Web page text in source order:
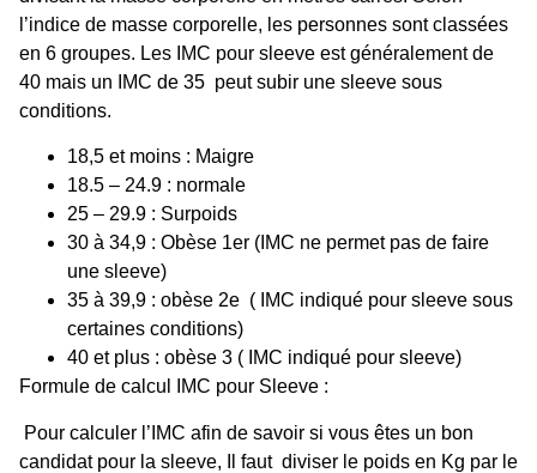
l’indice de masse corporelle, les personnes sont classées
en 6 groupes. Les IMC pour sleeve est généralement de
40 mais un
IMC de 35 peut subir une sleeve sous
conditions.
18,5 et moins : Maigre
18.5 – 24.9 : normale
25 – 29.9 : Surpoids
30 à 34,9 : Obèse 1er (IMC ne permet pas de faire
une sleeve)
35 à 39,9 : obèse 2e ( IMC indiqué pour sleeve sous
certaines conditions)
40 et plus : obèse 3 ( IMC indiqué pour sleeve)
Formule de calcul IMC pour Sleeve :
Pour calculer l’IMC afin de savoir si vous êtes un bon
candidat pour la sleeve, Il faut diviser le poids en Kg par le